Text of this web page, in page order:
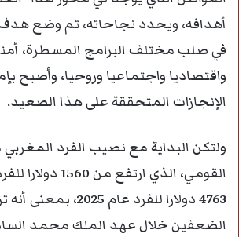
أهدافه، ويحدد نجاحاته، تم وضع هدف
في صلب مختلف البرامج المسطرة،
واقتصاديا واجتماعيا وروحيا، وأصبح
الإنجازات المتحققة على هذا الصعيد.
ولتكن البداية مع نصيب الفرد
4763 دولارا للفرد عام
الضعفين خلال عهد الملك محمد